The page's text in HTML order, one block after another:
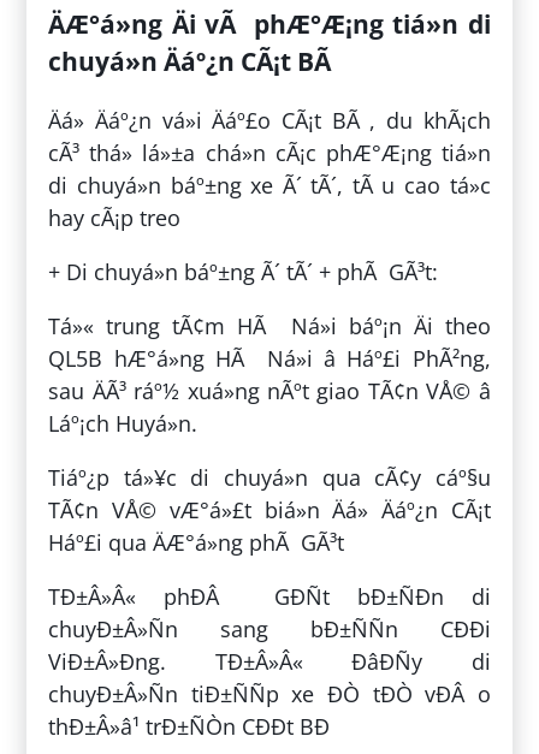
ÄÆ°á»ng Äi vÃ phÆ°Æ¡ng tiá»n di
chuyá»n Äáº¿n CÃ¡t BÃ
Äá» Äáº¿n vá»i Äáº£o CÃ¡t BÃ , du khÃ¡ch
cÃ³ thá» lá»±a chá»n cÃ¡c phÆ°Æ¡ng tiá»n
di chuyá»n báº±ng xe Ã´ tÃ´, tÃ u cao tá»c
hay cÃ¡p treo
+ Di chuyá»n báº±ng Ã´ tÃ´ + phÃ GÃ³t:
Tá»« trung tÃ¢m HÃ Ná»i báº¡n Äi theo
QL5B hÆ°á»ng HÃ Ná»i â Háº£i PhÃ²ng,
sau ÄÃ³ ráº½ xuá»ng nÃºt giao TÃ¢n VÅ© â
Láº¡ch Huyá»n.
Tiáº¿p tá»¥c di chuyá»n qua cÃ¢y cáº§u
TÃ¢n VÅ© vÆ°á»£t biá»n Äá» Äáº¿n CÃ¡t
Háº£i qua ÄÆ°á»ng phÃ GÃ³t
TÐ±Â»Â« phÐÂ GÐÑt bÐ±ÑÐn di
chuyÐ±Â»Ñn sang bÐ±ÑÑn CÐÐi
ViÐ±Â»Ðng. TÐ±Â»Â« ÐâÐÑy di
chuyÐ±Â»Ñn tiÐ±ÑÑp xe ÐÒ tÐÒ vÐÂ o
thÐ±Â»â¹ trÐ±ÑÒn CÐÐt BÐ